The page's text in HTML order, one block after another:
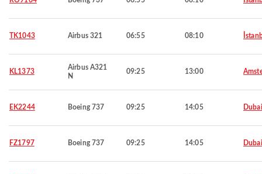
TK1043 Airbus 321 06:55 08:10
KL1373
Airbus A321
N
09:25 13:00
EK2244 Boeing 737 09:25 14:05 Dubai
FZ1797 Boeing 737 09:25 14:05 Dubai